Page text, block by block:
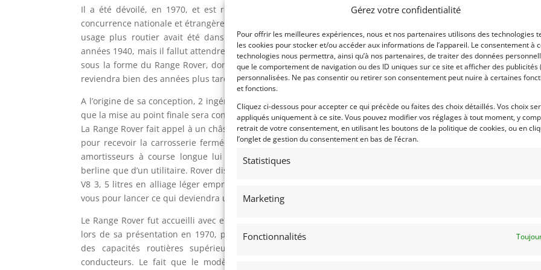
Gérez votre confidentialité
Pour offrir les meilleures expériences, nous et nos partenaires utilisons des technologies
les cookies pour stocker et/ou accéder aux informations de l’appareil. Le consentement à
technologies nous permettra, ainsi qu’à nos partenaires, de traiter des données
que le comportement de navigation ou des ID uniques sur ce site et afficher des publicités
personnalisées. Ne pas consentir ou retirer son consentement peut nuire à certaines
et fonctions.
Cliquez ci-dessous pour accepter ce qui précède ou faites des choix détaillés. Vos choix
appliqués uniquement à ce site. Vous pouvez modifier vos réglages à tout moment, y
retrait de votre consentement, en utilisant les boutons de la politique de cookies, ou en
l’onglet de gestion du consentement en bas de l’écran.
Statistiques
Marketing
Fonctionnalités
Il a été dévoilé, en 1970, et est resté depuis en tête de sa catégorie, malgré une
concurrence nationale et étrangère toujours plus forte. L’idée d’un 4×4 orienté vers un
usage plus routier avait été dans l’air depuis l’arrivée du Land Rover à la fin des
années 1940, mais il fallut attendre deux décennies pour que le concept se concrétise
sous la forme du Range Rover, dont le prototype se dénommait VELAR… Un nom qui
reviendra bien des années plus tard dans la gamme..
A l’origine de sa conception, 2 ingénieur maison: Spen King et Gordon Bashford, alors
que la mise au point finale sera confiée à David Bache.
La Range Rover fait appel à un châssis séparé du même type que celui du Land Rover
pour recevoir la carrosserie fermée en aluminium, tandis que des suspensions par
amortisseurs à course longue lui assurent un confort plus proche de celui d’une
berline que d’un utilitaire. Rover disposant déjà du moteur idéal sous la forme de son
V8 3, 5 litres en alliage léger emprunté à Buick, tous les éléments étaient au rendez
vous pour lancer ce qui deviendra un must.
Le Range Rover fut accueilli avec enthousiasme, tant par la presse que par le public,
lors de sa présentation en 1970, proposant une croisière confortable à 145 km/h et
des capacités routières supérieures à ce dont avaient besoin la plupart des
conducteurs. Le fait que le modèle originel soit resté en production pendant 24
Publié: 24 novembre 2018
Catégorie :